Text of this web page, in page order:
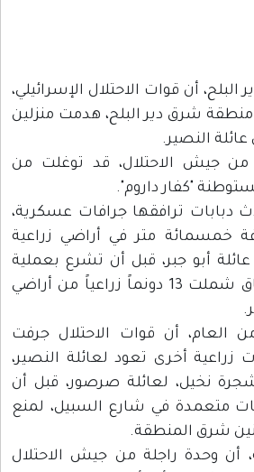
أن قوات الاحتلال الإسرائيلي،
منطقة شرق دير البلح، هدمت منزلين
النصير.
من جيش الاحتلال، قد توغلت من
"كفار داروم".
دبابات ترافقها جرافات عسكرية،
خمسمائة متر في أراضي زراعية
أبو جبر، قبل أن تشرع بعملية
تجريف واسعة النطاق شملت 13 دونماً زراعياً من أراضي
العام، أن قوات الاحتلال جرفت
أخرى تعود لعائلة النصير،
نخيل، لعائلة صرصور، قبل أن
متعمدة في شارع السبيل، لمنع
شرق المنطقة.
أن وحدة راجلة من جيش الاحتلال